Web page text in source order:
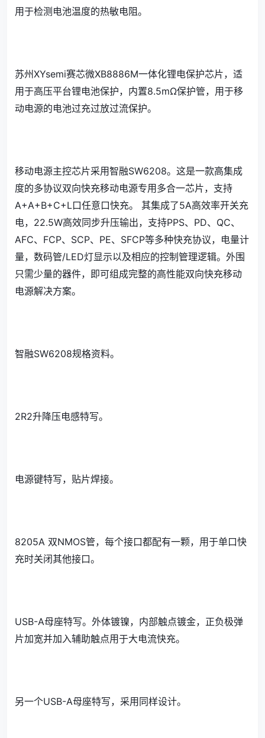
用于检测电池温度的热敏电阻。
苏州XYsemi赛芯微XB8886M一体化锂电保护芯片，适
用于高压平台锂电池保护，内置8.5mΩ保护管，用于移
动电源的电池过充过放过流保护。
移动电源主控芯片采用智融SW6208。这是一款高集成
度的多协议双向快充移动电源专用多合一芯片，支持
A+A+B+C+L口任意口快充。 其集成了5A高效率开关充
电，22.5W高效同步升压输出，支持PPS、PD、QC、
AFC、FCP、SCP、PE、SFCP等多种快充协议，电量计
量，数码管/LED灯显示以及相应的控制管理逻辑。外围
只需少量的器件，即可组成完整的高性能双向快充移动
电源解决方案。
智融SW6208规格资料。
2R2升降压电感特写。
电源键特写，贴片焊接。
8205A 双NMOS管，每个接口都配有一颗，用于单口快
充时关闭其他接口。
USB-A母座特写。外体镀镍，内部触点镀金，正负极弹
片加宽并加入辅助触点用于大电流快充。
另一个USB-A母座特写，采用同样设计。